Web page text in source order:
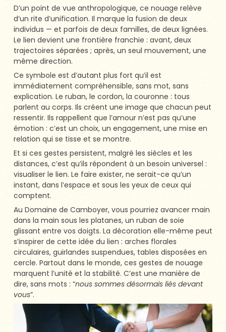
D’un point de vue anthropologique, ce nouage relève
d’un rite d’unification. Il marque la fusion de deux
individus — et parfois de deux familles, de deux lignées.
Le lien devient une frontière franchie : avant, deux
trajectoires séparées ; après, un seul mouvement, une
même direction.
Ce symbole est d’autant plus fort qu’il est
immédiatement compréhensible, sans mot, sans
explication. Le ruban, le cordon, la couronne : tous
parlent au corps. Ils créent une image que chacun peut
ressentir. Ils rappellent que l’amour n’est pas qu’une
émotion : c’est un choix, un engagement, une mise en
relation qui se tisse et se montre.
Et si ces gestes persistent, malgré les siècles et les
distances, c’est qu’ils répondent à un besoin universel :
visualiser le lien. Le faire exister, ne serait-ce qu’un
instant, dans l’espace et sous les yeux de ceux qui
comptent.
Au Domaine de Camboyer, vous pourriez avancer main
dans la main sous les platanes, un ruban de soie
glissant entre vos doigts. La décoration elle-même peut
s’inspirer de cette idée du lien : arches florales
circulaires, guirlandes suspendues, tables disposées en
cercle. Partout dans le monde, ces gestes de nouage
marquent l’unité et la stabilité. C’est une manière de
dire, sans mots : “nous sommes désormais liés devant
vous”.